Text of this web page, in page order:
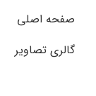
صفحه اصلی
گالری تصاویر